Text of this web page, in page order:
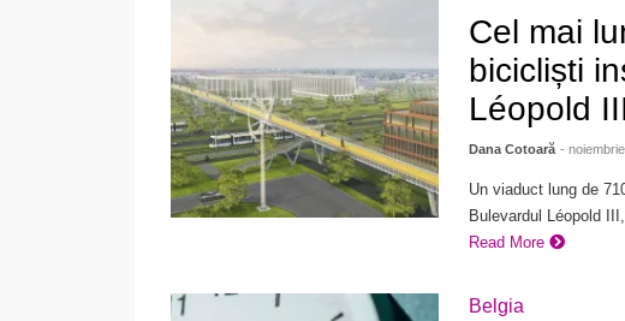
Cel mai
bicicliști
Léopold
Dana Cotoară -
Un viaduct lung de
Bulevardul Léopold
Read More
Belgia